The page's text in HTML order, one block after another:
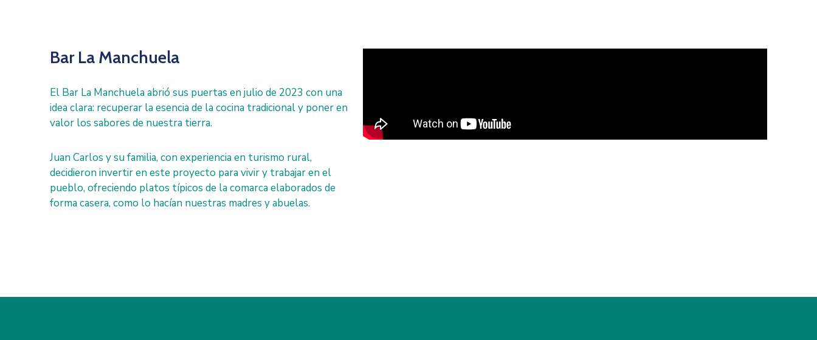
Bar La Manchuela
El Bar La Manchuela abrió sus puertas en julio de 2023 con una
idea clara: recuperar la esencia de la cocina tradicional y poner en
valor los sabores de nuestra tierra.
Juan Carlos y su familia, con experiencia en turismo rural,
decidieron invertir en este proyecto para vivir y trabajar en el
pueblo, ofreciendo platos típicos de la comarca elaborados de
forma casera, como lo hacían nuestras madres y abuelas.